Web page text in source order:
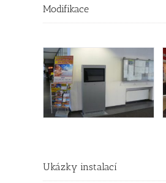
Modifikace
Ukázky instalací